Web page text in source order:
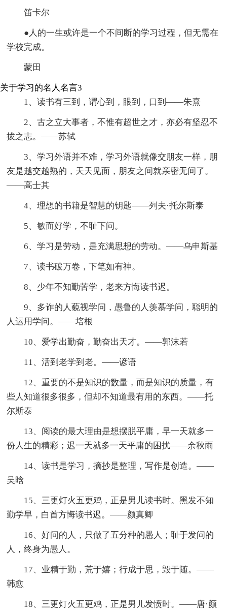
笛卡尔
●人的一生或许是一个不间断的学习过程，但无需在
学校完成。
蒙田
关于学习的名人名言3
1、读书有三到，谓心到，眼到，口到——朱熹
2、古之立大事者，不惟有超世之才，亦必有坚忍不
拔之志。――苏轼
3、学习外语并不难，学习外语就像交朋友一样，朋
友是越交越熟的，天天见面，朋友之间就亲密无间了。
——高士其
4、理想的书籍是智慧的钥匙——列夫·托尔斯泰
5、敏而好学，不耻下问。
6、学习是劳动，是充满思想的劳动。——乌申斯基
7、读书破万卷，下笔如有神。
8、少年不知勤苦学，老来方悔读书迟。
9、多诈的人藐视学问，愚鲁的人羡慕学问，聪明的
人运用学问。——培根
10、爱学出勤奋，勤奋出天才。——郭沫若
11、活到老学到老。——谚语
12、重要的不是知识的数量，而是知识的质量，有
些人知道很多很多，但却不知道最有用的东西。——托
尔斯泰
13、阅读的最大理由是想摆脱平庸，早一天就多一
份人生的精彩；迟一天就多一天平庸的困扰——余秋雨
14、读书是学习，摘抄是整理，写作是创造。——
吴晗
15、三更灯火五更鸡，正是男儿读书时。黑发不知
勤学早，白首方悔读书迟。——颜真卿
16、好问的人，只做了五分种的愚人；耻于发问的
人，终身为愚人。
17、业精于勤，荒于嬉；行成于思，毁于随。——
韩愈
18、三更灯火五更鸡，正是男儿发愤时。——唐·颜